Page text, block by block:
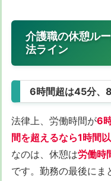
介護職の休憩ル
法ライン
6時間超は45分、
法律上、労働時間が6
間を超えるなら1時間
なのは、休憩は労働時
です。勤務の最後にま